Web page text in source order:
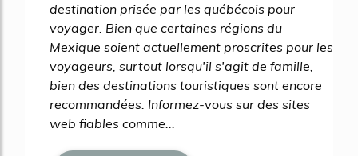
destination prisée par les québécois pour
voyager. Bien que certaines régions du
Mexique soient actuellement proscrites pour les
voyageurs, surtout lorsqu'il s'agit de famille,
bien des destinations touristiques sont encore
recommandées. Informez-vous sur des sites
web fiables comme...